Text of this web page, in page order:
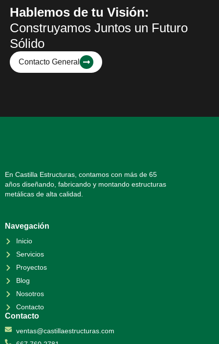
Contacto General
Hablemos de tu Visión:
Construyamos Juntos un Futuro
Sólido
En Castilla Estructuras, contamos con más de 65
años diseñando, fabricando y montando estructuras
metálicas de alta calidad.
Navegación
Inicio
Servicios
Proyectos
Blog
Nosotros
Contacto
Contacto
ventas@castillaestructuras.com